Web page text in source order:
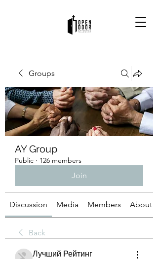
Groups
AY Group
Public · 126 members
Join
Discussion Media Members About
Back
Лучший Рейтинг